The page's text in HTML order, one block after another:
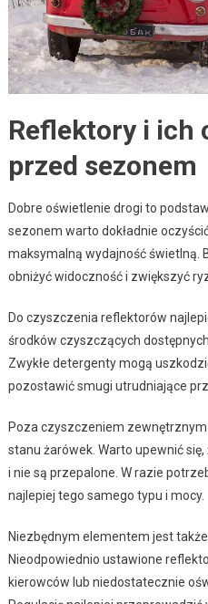
Reflektory i ich
przed sezonem
Dobre oświetlenie drogi to
sezonem warto dokładnie
maksymalną wydajność świetlną.
obniżyć widoczność i zwiększyć
Do czyszczenia reflektorów
środków czyszczących
Zwykłe detergenty mogą
pozostawić smugi utrudniające
Poza czyszczeniem
stanu żarówek. Warto upewnić
i nie są przepalone. W razie
najlepiej tego samego typu i mocy.
Niezbędnym elementem jest
Nieodpowiednio ustawione
kierowców lub niedostatecznie